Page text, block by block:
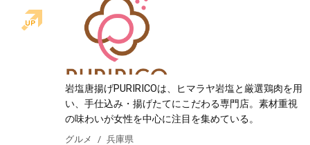
岩塩唐揚げPURIRICOは、ヒマラヤ岩塩と厳選鶏肉を用
い、手仕込み・揚げたてにこだわる専門店。素材重視
の味わいが女性を中心に注目を集めている。
グルメ 兵庫県